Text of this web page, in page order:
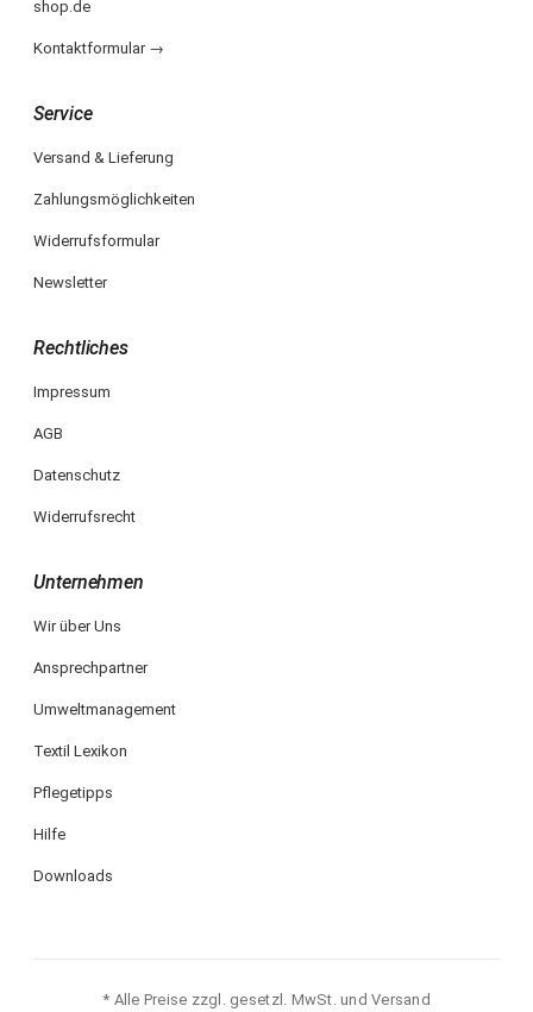
shop.de
Kontaktformular →
Service
Versand & Lieferung
Zahlungsmöglichkeiten
Widerrufsformular
Newsletter
Rechtliches
Impressum
AGB
Datenschutz
Widerrufsrecht
Unternehmen
Wir über Uns
Ansprechpartner
Umweltmanagement
Textil Lexikon
Pflegetipps
Hilfe
Downloads
* Alle Preise zzgl. gesetzl. MwSt. und Versand